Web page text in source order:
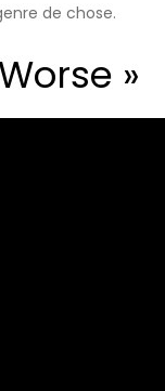
de chose.
»